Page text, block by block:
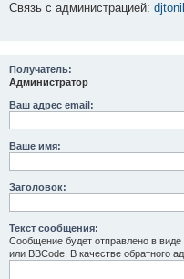
Связь с администрацией:
Получатель:
Администратор
Ваш адрес email:
Ваше имя:
Заголовок:
Текст сообщения:
Сообщение будет отправлено в виде
или BBCode. В качестве обратного